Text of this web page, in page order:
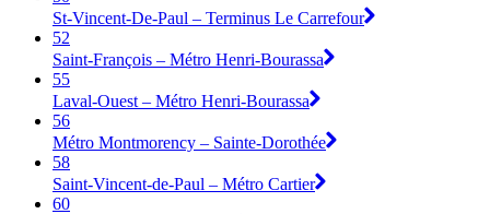
St-Vincent-De-Paul – Terminus Le Carrefour
52
Saint-François – Métro Henri-Bourassa
55
Laval-Ouest – Métro Henri-Bourassa
56
Métro Montmorency – Sainte-Dorothée
58
Saint-Vincent-de-Paul – Métro Cartier
60